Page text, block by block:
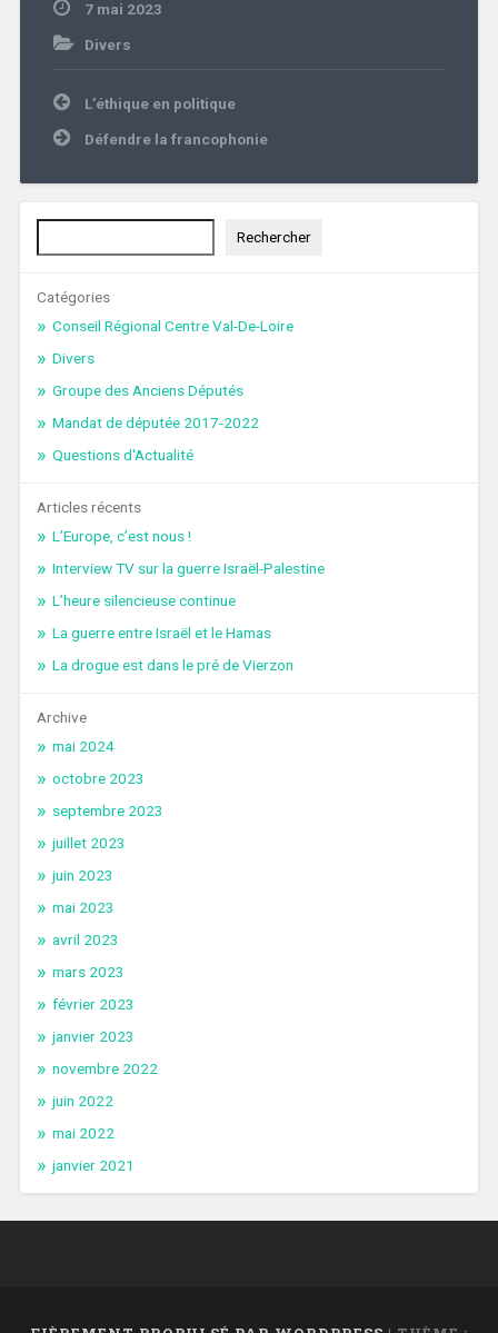
7 mai 2023
Divers
Navigation
de
l’article
L’éthique en politique
Défendre la francophonie
Rechercher
Rechercher
Catégories
Conseil Régional Centre Val-De-Loire
Divers
Groupe des Anciens Députés
Mandat de députée 2017-2022
Questions d'Actualité
Articles récents
L’Europe, c’est nous !
Interview TV sur la guerre Israël-Palestine
L’heure silencieuse continue
La guerre entre Israël et le Hamas
La drogue est dans le pré de Vierzon
Archive
mai 2024
octobre 2023
septembre 2023
juillet 2023
juin 2023
mai 2023
avril 2023
mars 2023
février 2023
janvier 2023
novembre 2022
juin 2022
mai 2022
janvier 2021